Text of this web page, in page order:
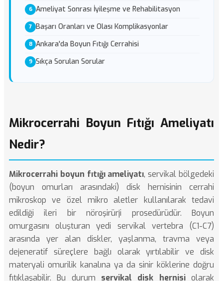
Ameliyat Sonrası İyileşme ve Rehabilitasyon
Başarı Oranları ve Olası Komplikasyonlar
Ankara'da Boyun Fıtığı Cerrahisi
Sıkça Sorulan Sorular
Mikrocerrahi Boyun Fıtığı Ameliyatı
Nedir?
Mikrocerrahi boyun fıtığı ameliyatı, servikal bölgedeki
(boyun omurları arasındaki) disk hernisinin cerrahi
mikroskop ve özel mikro aletler kullanılarak tedavi
edildiği ileri bir nöroşirürji prosedürüdür. Boyun
omurgasını oluşturan yedi servikal vertebra (C1-C7)
arasında yer alan diskler, yaşlanma, travma veya
dejeneratif süreçlere bağlı olarak yırtılabilir ve disk
materyali omurilik kanalına ya da sinir köklerine doğru
fıtıklaşabilir. Bu durum servikal disk hernisiolarak